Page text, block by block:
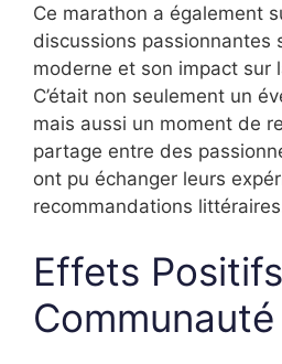
Ce marathon a également
discussions passionnantes
moderne et son impact sur
C’était non seulement un
mais aussi un moment de
partage entre des
ont pu échanger leurs
recommandations
Effets